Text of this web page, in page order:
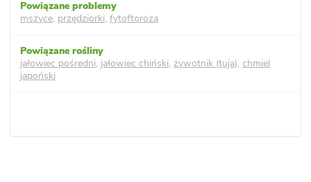
mszyce, przędziorki, fytoftoroza
jałowiec pośredni, jałowiec chiński, żywotnik (tuja), chmiel
japoński